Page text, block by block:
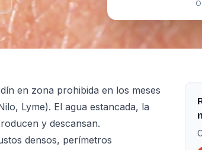
en zona prohibida en los meses
Lyme). El agua estancada, la
y descansan.
densos, perímetros